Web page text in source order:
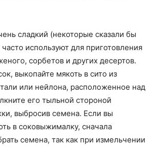
сладкий (некоторые сказали бы
используют для приготовления
сорбетов и других десертов.
выкопайте мякоть в сито из
или нейлона, расположенное над
его тыльной стороной
выбросив семена. Если вы
в соковыжималку, сначала
семена, так как при измельчении